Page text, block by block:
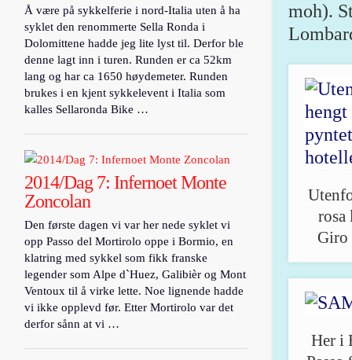
moh).
rosa
Giro
Her i
Å være på sykkelferie i nord-Italia uten å ha
syklet den renommerte Sella Ronda i
Dolomittene hadde jeg lite lyst til. Derfor ble
denne lagt inn i turen. Runden er ca 52km
lang og har ca 1650 høydemeter. Runden
brukes i en kjent sykkelevent i Italia som
kalles Sellaronda Bike …
2014/Dag 7: Infernoet Monte
Zoncolan
Den første dagen vi var her nede syklet vi
opp Passo del Mortirolo oppe i Bormio, en
klatring med sykkel som fikk franske
legender som Alpe d`Huez, Galibièr og Mont
Ventoux til å virke lette. Noe lignende hadde
vi ikke opplevd før. Etter Mortirolo var det
derfor sånn at vi …